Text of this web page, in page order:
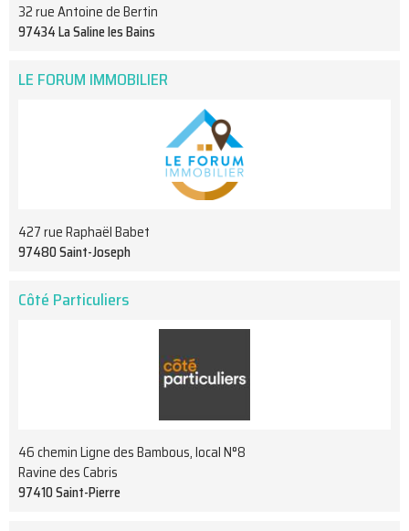
32 rue Antoine de Bertin
97434 La Saline les Bains
LE FORUM IMMOBILIER
427 rue Raphaël Babet
97480 Saint-Joseph
Côté Particuliers
46 chemin Ligne des Bambous, local N°8
Ravine des Cabris
97410 Saint-Pierre